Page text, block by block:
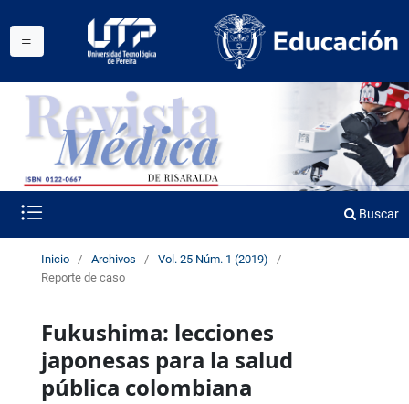
Buscar
Inicio / Archivos / Vol. 25 Núm. 1 (2019)
/
Reporte de caso
Fukushima: lecciones
japonesas para la salud
pública colombiana